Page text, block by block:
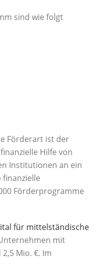
sind wie folgt
Förderart ist der
Hilfe von
Institutionen an ein
Förderprogramme
für mittelständische
mit
Mio. €. Im